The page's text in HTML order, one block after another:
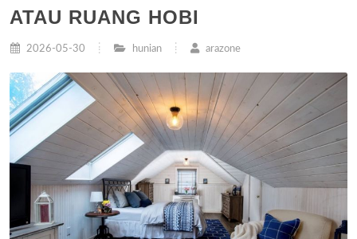
ATAU RUANG HOBI
2026-05-30 hunian arazone